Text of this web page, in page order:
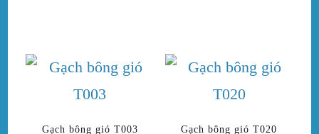
Gạch bông gió T003 Gạch bông gió T020